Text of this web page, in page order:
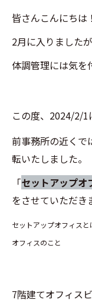
皆さんこんにちは！
2月に入りました
体調管理には気を
この度、2024/2/1
前事務所の近くで
転いたしました。
「セットアップオ
をさせていただき
セットアップオフィス
オフィスのこと
7階建てオフィス